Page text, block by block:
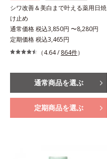
シワ改善＆美白まで叶える薬用日焼
け止め
通常価格 税込3,850円 〜8,280円
定期価格 税込3,465円
（4.64 / 864件）
通常商品を選ぶ
定期商品を選ぶ